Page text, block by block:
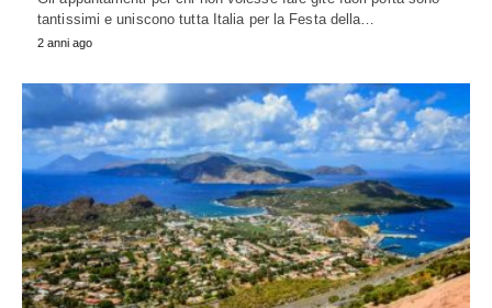
tantissimi e uniscono tutta Italia per la Festa della…
2 anni ago